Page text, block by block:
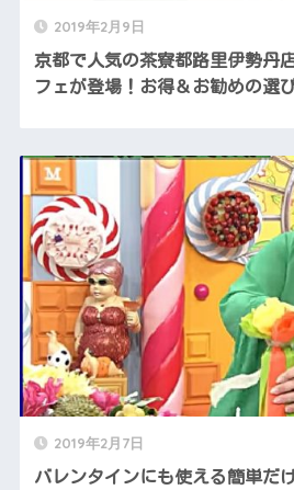
2019年2月9日
京都で人気の茶寮都路里伊勢丹
フェが登場！お得＆お勧めの選
2019年2月7日
バレンタインにも使える簡単だ